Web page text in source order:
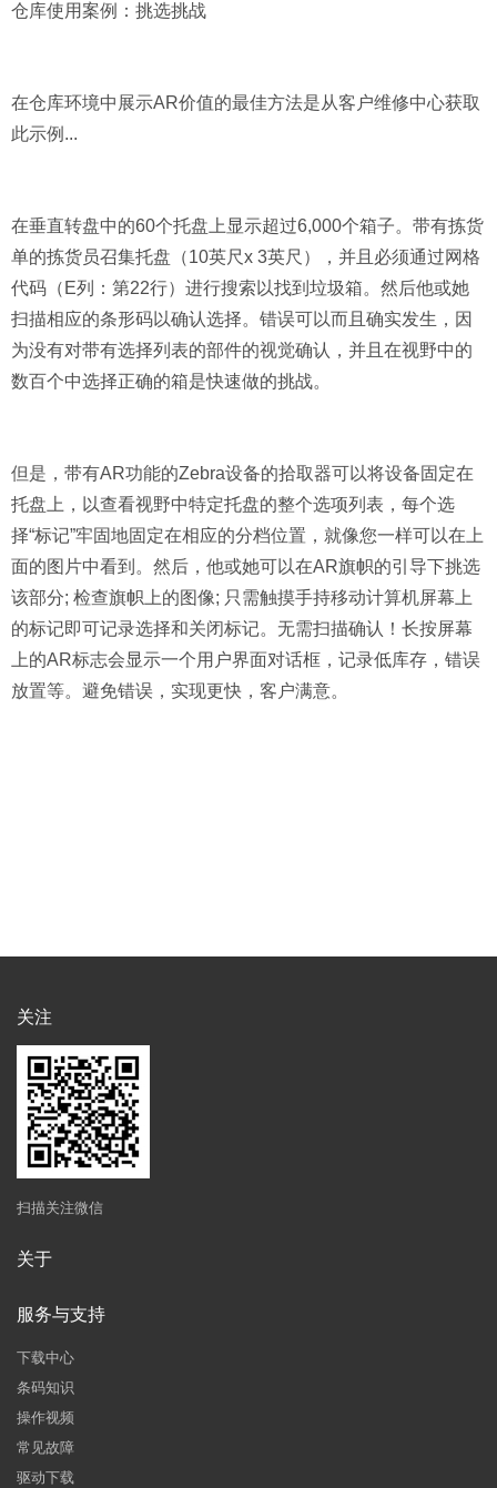
仓库使用案例：挑选挑战
在仓库环境中展示AR价值的最佳方法是从客户维修中心获取
此示例...
在垂直转盘中的60个托盘上显示超过6,000个箱子。带有拣货
单的拣货员召集托盘（10英尺x 3英尺），并且必须通过网格
代码（E列：第22行）进行搜索以找到垃圾箱。然后他或她
扫描相应的条形码以确认选择。错误可以而且确实发生，因
为没有对带有选择列表的部件的视觉确认，并且在视野中的
数百个中选择正确的箱是快速做的挑战。
但是，带有AR功能的Zebra设备的拾取器可以将设备固定在
托盘上，以查看视野中特定托盘的整个选项列表，每个选
择“标记”牢固地固定在相应的分档位置，就像您一样可以在上
面的图片中看到。然后，他或她可以在AR旗帜的引导下挑选
该部分; 检查旗帜上的图像; 只需触摸手持移动计算机屏幕上
的标记即可记录选择和关闭标记。无需扫描确认！长按屏幕
上的AR标志会显示一个用户界面对话框，记录低库存，错误
放置等。避免错误，实现更快，客户满意。
关注
扫描关注微信
关于
服务与支持
下载中心
条码知识
操作视频
常见故障
驱动下载